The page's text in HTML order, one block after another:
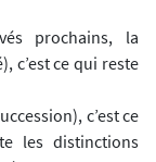
prochains, la
c’est ce qui reste
c’est ce
les distinctions